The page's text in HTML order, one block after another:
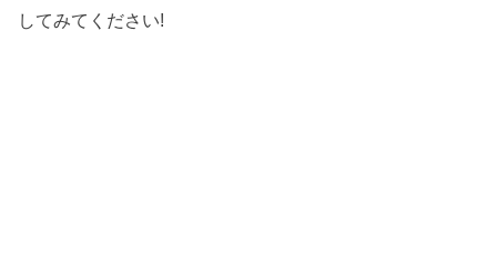
してみてください!